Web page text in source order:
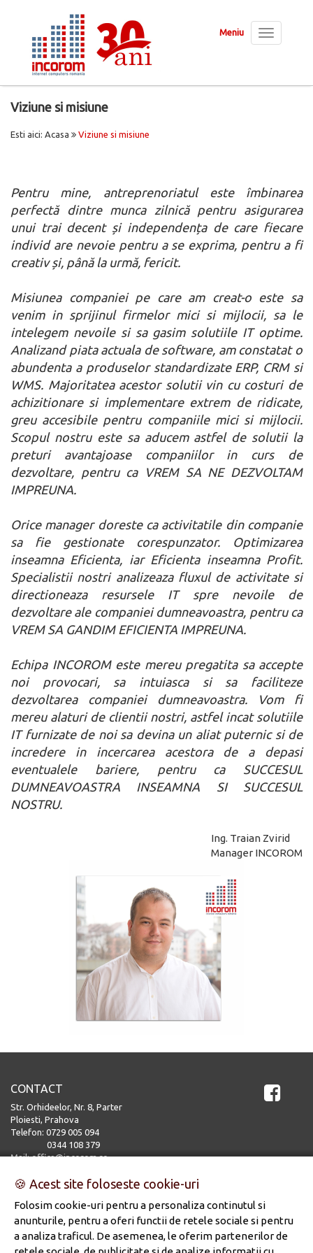
Meniu
Toggle
navigation
Viziune si misiune
Esti aici: Acasa Viziune si misiune
Pentru mine, antreprenoriatul este îmbinarea
perfectă dintre munca zilnică pentru asigurarea
unui trai decent și independența de care fiecare
individ are nevoie pentru a se exprima, pentru a fi
creativ și, până la urmă, fericit.
Misiunea companiei pe care am creat-o este sa
venim in sprijinul firmelor mici si mijlocii, sa le
intelegem nevoile si sa gasim solutiile IT optime.
Analizand piata actuala de software, am constatat o
abundenta a produselor standardizate ERP, CRM si
WMS. Majoritatea acestor solutii vin cu costuri de
achizitionare si implementare extrem de ridicate,
greu accesibile pentru companiile mici si mijlocii.
Scopul nostru este sa aducem astfel de solutii la
preturi avantajoase companiilor in curs de
dezvoltare, pentru ca VREM SA NE DEZVOLTAM
IMPREUNA.
Orice manager doreste ca activitatile din companie
sa fie gestionate corespunzator. Optimizarea
inseamna Eficienta, iar Eficienta inseamna Profit.
Specialistii nostri analizeaza fluxul de activitate si
directioneaza resursele IT spre nevoile de
dezvoltare ale companiei dumneavoastra, pentru ca
VREM SA GANDIM EFICIENTA IMPREUNA.
Echipa INCOROM este mereu pregatita sa accepte
noi provocari, sa intuiasca si sa faciliteze
dezvoltarea companiei dumneavoastra. Vom fi
mereu alaturi de clientii nostri, astfel incat solutiile
IT furnizate de noi sa devina un aliat puternic si de
incredere in incercarea acestora de a depasi
eventualele bariere, pentru ca SUCCESUL
DUMNEAVOASTRA INSEAMNA SI SUCCESUL
NOSTRU.
Ing. Traian Zvirid
Manager INCOROM
CONTACT
Str. Orhideelor, Nr. 8, Parter
Ploiesti, Prahova
Telefon: 0729 005 094
0344 108 379
Mail:office@incorom.ro
UTILE
Politica de confidentialitate
Politica de cookies
🍪 Acest site foloseste cookie-uri
Folosim cookie-uri pentru a personaliza continutul si
anunturile, pentru a oferi functii de retele sociale si pentru
a analiza traficul. De asemenea, le oferim partenerilor de